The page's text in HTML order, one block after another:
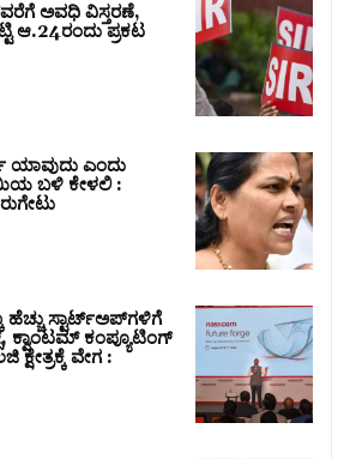
ಅವಧಿ ವಿಸ್ತರಣೆ,
ಆ.24ರಂದು ಪ್ರಕಟ
ಯಾವುದು ಎಂದು
ಬಳಿ ಕೇಳಲಿ :
ಹೆಚ್ಚು ಸ್ಟಾರ್ಟ್‌ಅಪ್‌ಗಳಿಗೆ
ಕ್ವಾಂಟಮ್ ಕಂಪ್ಯೂಟಿಂಗ್
ವೇಗ :